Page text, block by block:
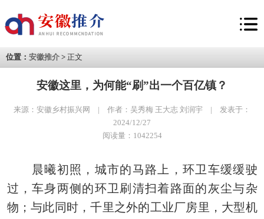
位置： 安徽推介 > 正文
安徽这里，为何能“刷”出一个百亿镇？
来源：安徽乡村振兴网 | 作者：吴秀梅 王大志 刘润宇 | 发表于：
2024/12/27
阅读量：1042254
晨曦初照，城市的马路上，环卫车缓缓驶
过，车身两侧的环卫刷清扫着路面的灰尘与杂
物；与此同时，千里之外的工业厂房里，大型机